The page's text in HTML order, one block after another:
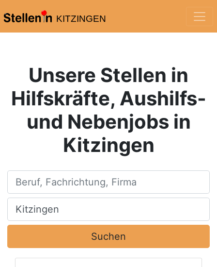
KITZINGEN
Unsere Stellen in
Hilfskräfte, Aushilfs-
und Nebenjobs in
Kitzingen
Beruf, Fachrichtung, Firma
Ort, Stadt
Suchen